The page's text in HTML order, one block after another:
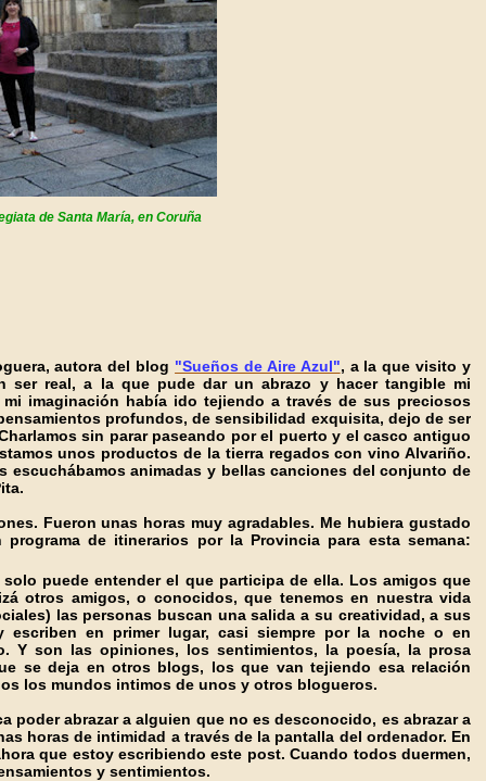
de Santa María, en Coruña
autora del blog "Sueños de Aire Azul", a la que visito y
ser real, a la que pude dar un abrazo y hacer tangible mi
imaginación había ido tejiendo a través de sus preciosos
profundos, de sensibilidad exquisita, dejo de ser
sin parar paseando por el puerto y el casco antiguo
unos productos de la tierra regados con vino Alvariño.
escuchábamos animadas y bellas canciones del conjunto de
Fueron unas horas muy agradables. Me hubiera gustado
de itinerarios por la Provincia para esta semana:
puede entender el que participa de ella. Los amigos que
otros amigos, o conocidos, que tenemos en nuestra vida
las personas buscan una salida a su creatividad, a sus
en primer lugar, casi siempre por la noche o en
Y son las opiniones, los sentimientos, la poesía, la prosa
se deja en otros blogs, los que van tejiendo esa relación
los mundos intimos de unos y otros blogueros.
abrazar a alguien que no es desconocido, es abrazar a
horas de intimidad a través de la pantalla del ordenador. En
que estoy escribiendo este post. Cuando todos duermen,
y sentimientos.